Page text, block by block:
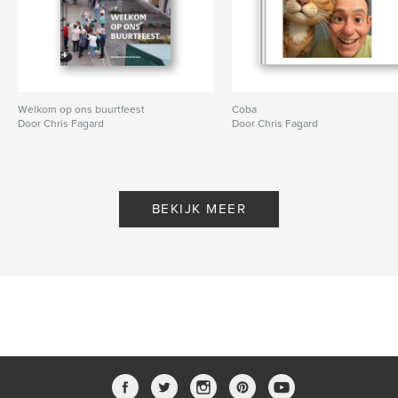
Welkom op ons buurtfeest
Door Chris Fagard
Coba
Door Chris Fagard
BEKIJK MEER